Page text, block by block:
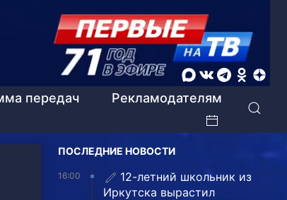
передач
Рекламодателям
ПОСЛЕДНИЕ НОВОСТИ
16:00
12-летний школьник из
Иркутска вырастил